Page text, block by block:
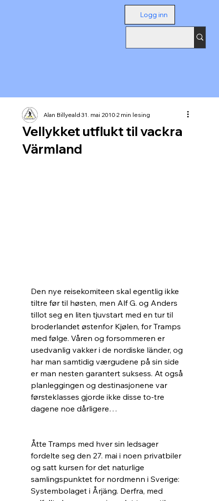
Logg inn
Vellykket utflukt til vackra
Värmland
Alan Billyeald31. mai 20102 min lesing
Den nye reisekomiteen skal egentlig ikke
tiltre før til høsten, men Alf G. og Anders
tillot seg en liten tjuvstart med en tur til
broderlandet østenfor Kjølen, for Tramps
med følge. Våren og forsommeren er
usedvanlig vakker i de nordiske länder, og
har man samtidig værgudene på sin side
er man nesten garantert suksess. At også
planleggingen og destinasjonene var
førsteklasses gjorde ikke disse to-tre
dagene noe dårligere…
Åtte Tramps med hver sin ledsager
fordelte seg den 27. mai i noen privatbiler
og satt kursen for det naturlige
samlingspunktet for nordmenn i Sverige:
Systembolaget i Årjäng. Derfra, med